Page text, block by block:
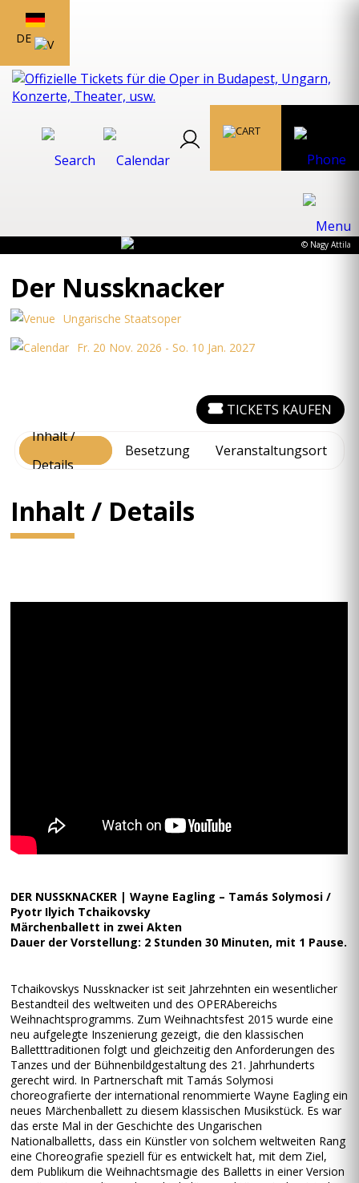
DE
© Nagy Attila
Der Nussknacker
Ungarische Staatsoper
Fr. 20 Nov. 2026 - So. 10 Jan. 2027
Inhalt /
Details
Besetzung Veranstaltungsort
TICKETS KAUFEN
Inhalt / Details
DER NUSSKNACKER | Wayne Eagling – Tamás Solymosi /
Pyotr Ilyich Tchaikovsky
Märchenballett in zwei Akten
Dauer der Vorstellung: 2 Stunden 30 Minuten, mit 1 Pause.
Tchaikovskys Nussknacker ist seit Jahrzehnten ein wesentlicher
Bestandteil des weltweiten und des OPERAbereichs
Weihnachtsprogramms. Zum Weihnachtsfest 2015 wurde eine
neu aufgelegte Inszenierung gezeigt, die den klassischen
Balletttraditionen folgt und gleichzeitig den Anforderungen des
Tanzes und der Bühnenbildgestaltung des 21. Jahrhunderts
gerecht wird. In Partnerschaft mit Tamás Solymosi
choreografierte der international renommierte Wayne Eagling ein
neues Märchenballett zu diesem klassischen Musikstück. Es war
das erste Mal in der Geschichte des Ungarischen
Nationalballetts, dass ein Künstler von solchem weltweiten Rang
eine Choreografie speziell für es entwickelt hat, mit dem Ziel,
dem Publikum die Weihnachtsmagie des Balletts in einer Version